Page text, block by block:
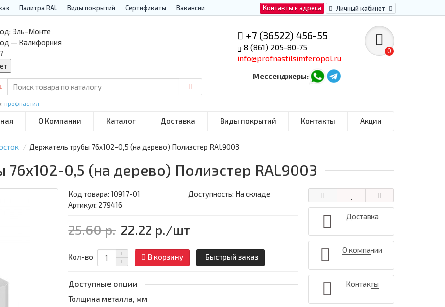
Контакты и адреса Личный кабинет
Палитра RAL Виды покрытий Сертификаты Вакансии
+7 (36522) 456-55
8 (861) 205-80-75
info@profnastilsimferopol.ru
Мессенджеры:
0
Эль-Монте
— Калифорния
профнастил
О Компании Каталог Доставка Виды покрытий Контакты Акции
Держатель трубы 76х102-0,5 (на дерево) Полиэстер RAL9003
76х102-0,5 (на дерево) Полиэстер RAL9003
Код товара:10917-01
Доступность: На складе
Артикул: 279416
25.60 р. 22.22 р./шт
Кол-во В корзину Быстрый заказ
Доступные опции
Толщина металла, мм
Доставка
О компании
Контакты